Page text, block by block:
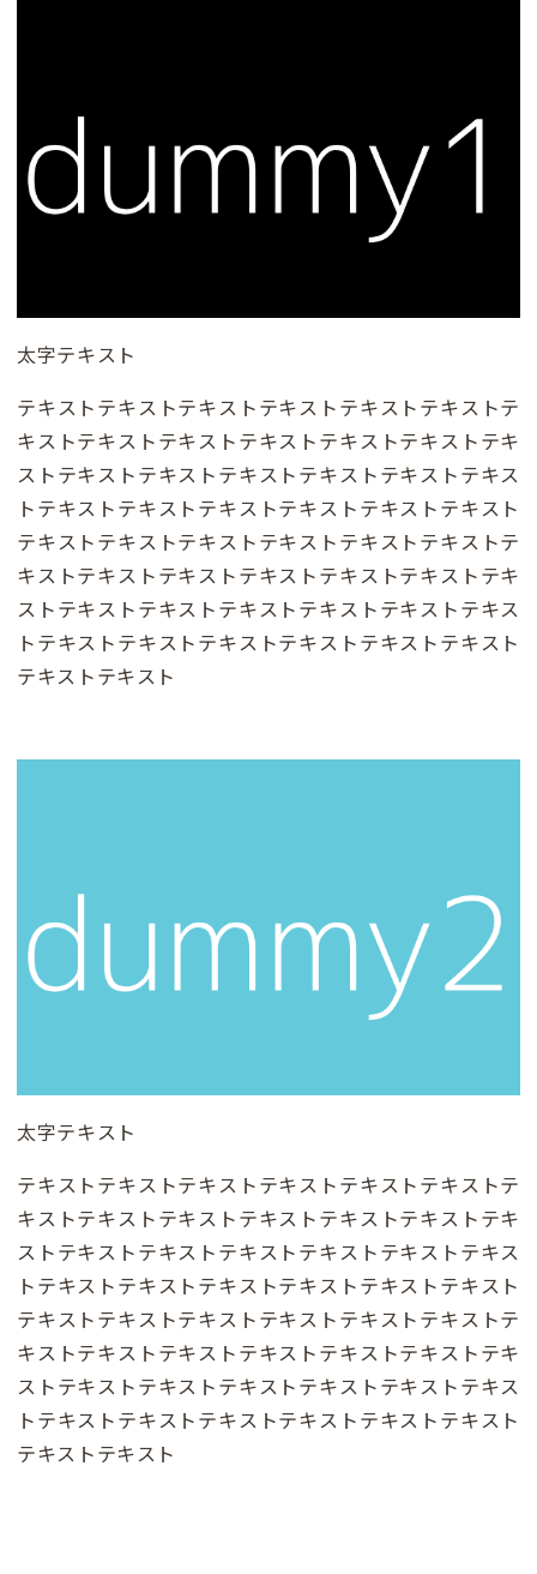
太字テキスト
テキストテキストテキストテキストテキストテキストテ
キストテキストテキストテキストテキストテキストテキ
ストテキストテキストテキストテキストテキストテキス
トテキストテキストテキストテキストテキストテキスト
テキストテキストテキストテキストテキストテキストテ
キストテキストテキストテキストテキストテキストテキ
ストテキストテキストテキストテキストテキストテキス
トテキストテキストテキストテキストテキストテキスト
テキストテキスト
太字テキスト
テキストテキストテキストテキストテキストテキストテ
キストテキストテキストテキストテキストテキストテキ
ストテキストテキストテキストテキストテキストテキス
トテキストテキストテキストテキストテキストテキスト
テキストテキストテキストテキストテキストテキストテ
キストテキストテキストテキストテキストテキストテキ
ストテキストテキストテキストテキストテキストテキス
トテキストテキストテキストテキストテキストテキスト
テキストテキスト